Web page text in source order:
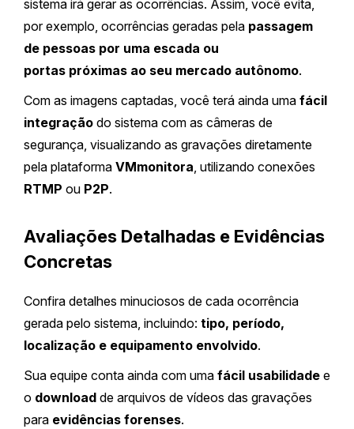
sistema irá gerar as ocorrências. Assim, você evita,
por exemplo, ocorrências geradas pela passagem
de pessoas por uma escada ou
portas próximas ao seu mercado autônomo.
Com as imagens captadas, você terá ainda uma fácil
integração do sistema com as câmeras de
segurança, visualizando as gravações diretamente
pela plataforma VMmonitora, utilizando conexões
RTMP ou P2P.
Avaliações Detalhadas e Evidências
Concretas
Confira detalhes minuciosos de cada ocorrência
gerada pelo sistema, incluindo: tipo, período,
localização e equipamento envolvido.
Sua equipe conta ainda com uma fácil usabilidade e
o download de arquivos de vídeos das gravações
para evidências forenses.